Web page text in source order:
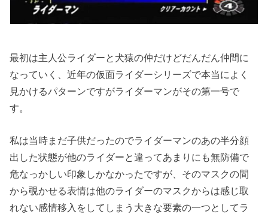
最初は主人公ライダーと犬猿の仲だけどだんだん仲間に
なっていく、近年の仮面ライダーシリーズで本当によく
見かけるパターンですがライダーマンがその第一号で
す。
私は当時まだ子供だったのでライダーマンのあの半分顔
出した状態が他のライダーと違ってあまりにも無防備で
危なっかしい印象しかなかったですが、そのマスクの間
から覗かせる表情は他のライダーのマスクからは感じ取
れない感情移入をしてしまう大きな要素の一つとしてラ